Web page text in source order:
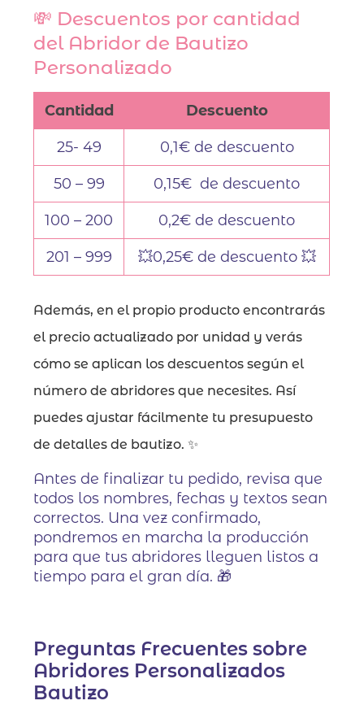
💸 Descuentos por cantidad
del Abridor de Bautizo
Personalizado
Cantidad Descuento
25- 49 0,1€ de descuento
50 – 99 0,15€ de descuento
100 – 200 0,2€ de descuento
201 – 999 💥0,25€ de descuento 💥
Además, en el propio producto encontrarás
el precio actualizado por unidad y verás
cómo se aplican los descuentos según el
número de abridores que necesites. Así
puedes ajustar fácilmente tu presupuesto
de detalles de bautizo. ✨
Antes de finalizar tu pedido, revisa que
todos los nombres, fechas y textos sean
correctos. Una vez confirmado,
pondremos en marcha la producción
para que tus abridores lleguen listos a
tiempo para el gran día. 🎁
Preguntas Frecuentes sobre
Abridores Personalizados
Bautizo